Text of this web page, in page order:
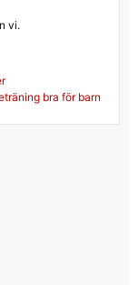
vi.
bra för barn